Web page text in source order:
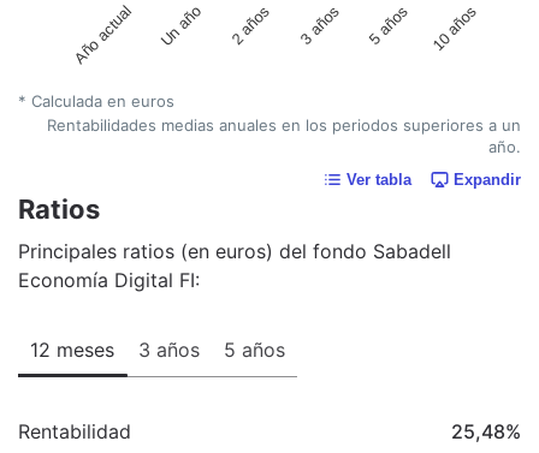
Año actual Un año 2 años 3 años 5 años 10 años
* Calculada en euros
Rentabilidades medias anuales en los periodos superiores a un
año.
Ver tabla Expandir
Ratios
Principales ratios (en euros) del fondo Sabadell
Economía Digital FI:
12 meses 3 años 5 años
Rentabilidad 25,48%